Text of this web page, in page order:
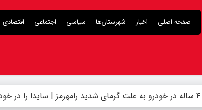
صفحه اصلی اخبار شهرستان‌ها سیاسی اجتماعی اقتصادی